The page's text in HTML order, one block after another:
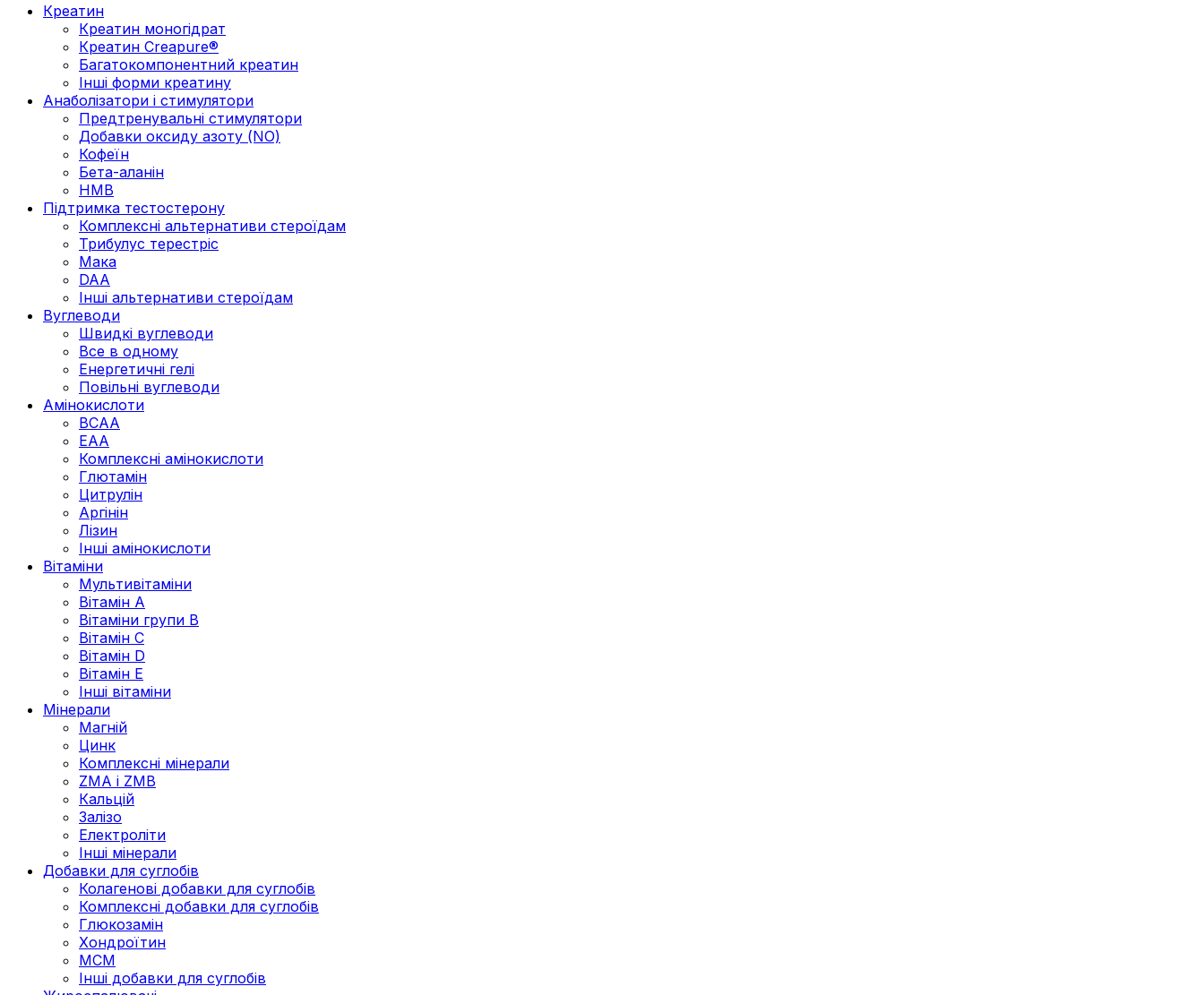
Креатин
Креатин моногідрат
Креатин Creapure®
Багатокомпонентний креатин
Інші форми креатину
Анаболізатори і стимулятори
Предтренувальні стимулятори
Добавки оксиду азоту (NO)
Кофеїн
Бета-аланін
HMB
Підтримка тестостерону
Комплексні альтернативи стероїдам
Трибулус терестріс
Мака
DAA
Інші альтернативи стероїдам
Вуглеводи
Швидкі вуглеводи
Все в одному
Енергетичні гелі
Повільні вуглеводи
Амінокислоти
BCAA
EAA
Комплексні амінокислоти
Глютамін
Цитрулін
Аргінін
Лізин
Інші амінокислоти
Вітаміни
Мультивітаміни
Вітамін А
Вітаміни групи В
Вітамін C
Вітамін D
Вітамін Е
Інші вітаміни
Мінерали
Магній
Цинк
Комплексні мінерали
ZMA і ZMB
Кальцій
Залізо
Електроліти
Інші мінерали
Добавки для суглобів
Колагенові добавки для суглобів
Комплексні добавки для суглобів
Глюкозамін
Хондроїтин
МСМ
Інші добавки для суглобів